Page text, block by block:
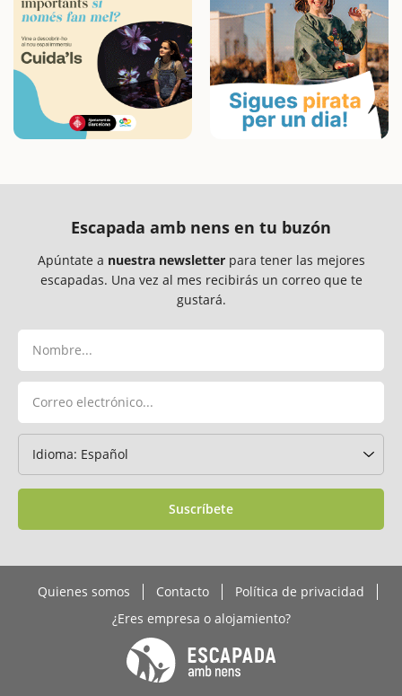
Escapada amb nens en tu buzón
Apúntate a nuestra newsletterpara tener las mejores
escapadas. Una vez al mes recibirás un correo que te
gustará.
Suscríbete
Quienes somos Contacto
Política de privacidad
¿Eres empresa o alojamiento?